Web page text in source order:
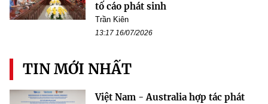
tố cáo phát sinh
Trần Kiên
13:17 16/07/2026
TIN MỚI NHẤT
Việt Nam - Australia hợp tác phát